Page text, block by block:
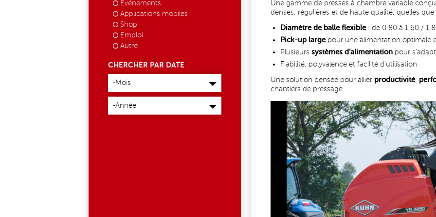
Evénements
Applications mobiles
Shop
Emploi
Autre
CHERCHER PAR DATE
Mois
-Mois
Année
-Année
Une gamme de presses à chambre variable
denses, régulières et de haute qualité, quelles
Diamètre de balle flexible: de 0,80 à 1,60 /
Pick-up largepour une alimentation optimale
Plusieurs systèmes d’alimentationpour
Fiabilité, polyvalence et facilité d’utilisation
Une solution pensée pour allier productivité,
chantiers de pressage.